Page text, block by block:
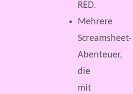
RED.
Mehrere
Screamsheet-
Abenteuer,
die
mit